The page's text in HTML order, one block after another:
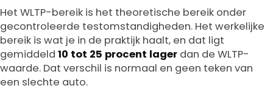
Het WLTP-bereik is het theoretische bereik onder
gecontroleerde testomstandigheden. Het werkelijke
bereik is wat je in de praktijk haalt, en dat ligt
gemiddeld 10 tot 25 procent lager dan de WLTP-
waarde. Dat verschil is normaal en geen teken van
een slechte auto.